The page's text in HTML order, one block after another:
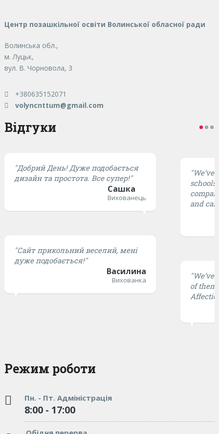
Центр позашкільної освіти Волинської обласної ради
Волинська обл.,
м. Луцьк,
вул. В. Чорновола, 3
+380635152071
volyncnttum@gmail.com
Відгуки
"Добрий День! Дуже подобається
дизайн та простота. Все супер!"
Сашка
Вихованець
"Сайт прикольний веселий, мені
дуже подобається!"
Василина
Вихованка
and
of them
Режим роботи
Пн. - Пт. Адміністрація
8:00 - 17:00